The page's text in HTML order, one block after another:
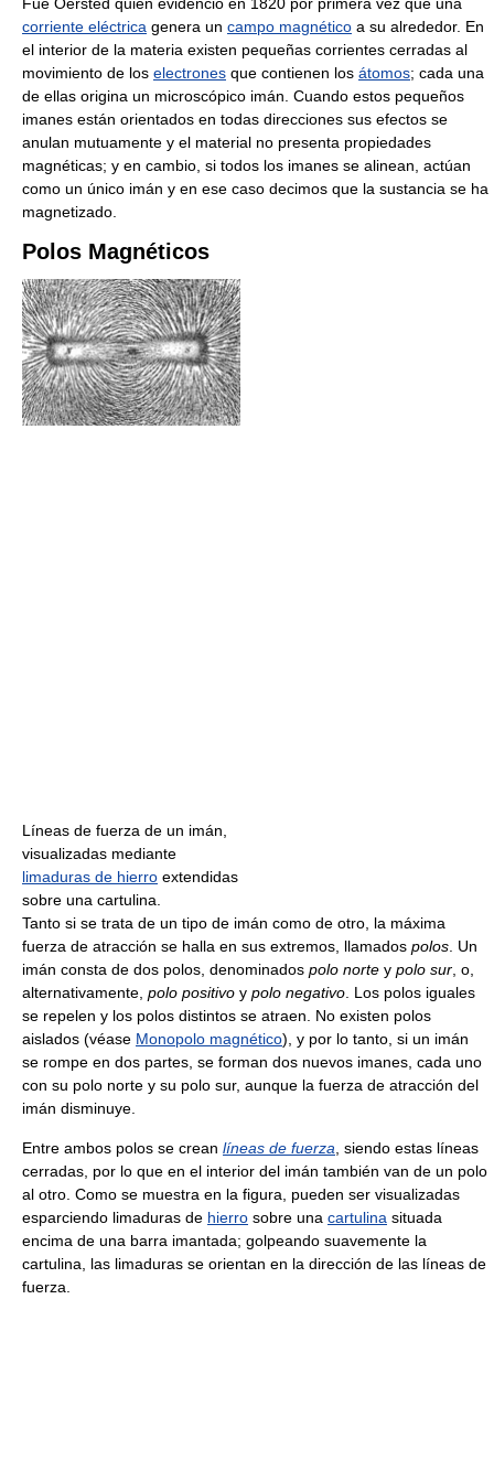
Fue Oersted quien evidenció en 1820 por primera vez que una
corriente eléctrica genera un campo magnético a su alrededor. En
el interior de la materia existen pequeñas corrientes cerradas al
movimiento de los electrones que contienen los átomos; cada una
de ellas origina un microscópico imán. Cuando estos pequeños
imanes están orientados en todas direcciones sus efectos se
anulan mutuamente y el material no presenta propiedades
magnéticas; y en cambio, si todos los imanes se alinean, actúan
como un único imán y en ese caso decimos que la sustancia se ha
magnetizado.
Polos Magnéticos
Líneas de fuerza de un imán,
visualizadas mediante
limaduras de hierro extendidas
sobre una cartulina.
Tanto si se trata de un tipo de imán como de otro, la máxima
fuerza de atracción se halla en sus extremos, llamados polos . Un
imán consta de dos polos, denominados polo norte y polo sur , o,
alternativamente, polo positivo y polo negativo . Los polos iguales
se repelen y los polos distintos se atraen. No existen polos
aislados (véase Monopolo magnético), y por lo tanto, si un imán
se rompe en dos partes, se forman dos nuevos imanes, cada uno
con su polo norte y su polo sur, aunque la fuerza de atracción del
imán disminuye.
Entre ambos polos se crean líneas de fuerza , siendo estas líneas
cerradas, por lo que en el interior del imán también van de un polo
al otro. Como se muestra en la figura, pueden ser visualizadas
esparciendo limaduras de hierro sobre una cartulina situada
encima de una barra imantada; golpeando suavemente la
cartulina, las limaduras se orientan en la dirección de las líneas de
fuerza.